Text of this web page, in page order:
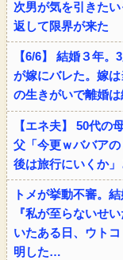
次男が気を引きた
返して限界が来た
【6/6】 結婚３年
が嫁にバレた。嫁
の生きがいで離婚
【エネ夫】 50代
父「今更ｗババア
後は旅行にいくか
トメが挙動不審。
『私が至らないせ
いたある日、ウト
明した…